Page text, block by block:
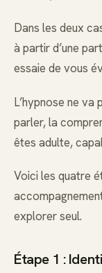
Dans les deux
à partir d’une
essaie de vous
L’hypnose ne
parler, la
êtes adulte,
Voici les quatre
explorer seul.
Étape 1 :